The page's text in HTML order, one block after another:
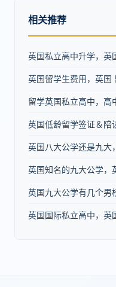
相关推荐
英国私立高中升学，英
英国留学生费用，英国
留学英国私立高中，高
英国低龄留学签证＆陪
英国八大公学还是九大
英国知名的九大公学，
英国九大公学有几个男
英国国际私立高中，英